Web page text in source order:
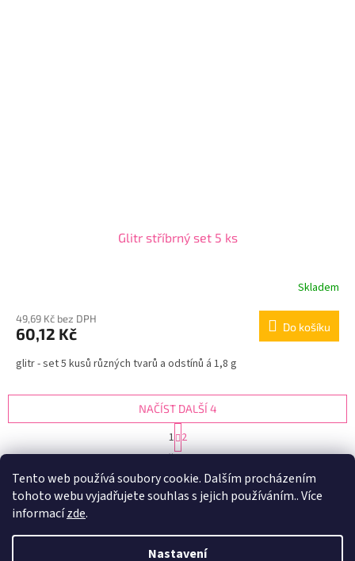
Tento web používá soubory cookie. Dalším procházením
tohoto webu vyjadřujete souhlas s jejich používáním.. Více
informacízde.
Nastavení
Glitr stříbrný set 5 ks
Skladem
49,69 Kč bez DPH
60,12 Kč Do košíku
glitr - set 5 kusů různých tvarů a odstínů á 1,8 g
O
l
á
c
í
NAČÍST DALŠÍ 4
S
t
r
n
k
á
n
1 2
16položek celkem
NAHORU